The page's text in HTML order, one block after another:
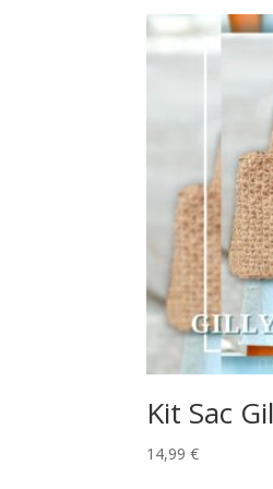
Kit Sac
14,99€